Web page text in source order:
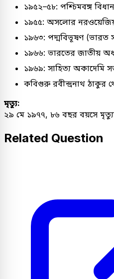
১৯৫২–৫৮: পশ্চিমবঙ্গ
১৯৫৫: অসলোর
১৯৬৩: পদ্মবিভূষণ (ভারত
১৯৬৬: ভারতের জাতীয়
১৯৬৯: সাহিত্য অকাদেমি
কবিগুরু রবীন্দ্রনাথ ঠাকুর
মৃত্যু:
২৯ মে ১৯৭৭, ৮৬ বছর বয়সে
Related Question